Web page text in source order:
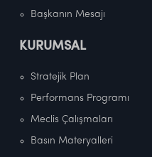
Başkanın Mesajı
KURUMSAL
Stratejik Plan
Performans Programı
Meclis Çalışmaları
Basın Materyalleri